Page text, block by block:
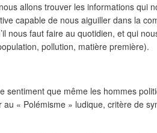
allons trouver les informations qui
capable de nous aiguiller dans la
nous faut faire au quotidien, et qui
pollution, matière première).
sentiment que même les hommes
au « Polémisme » ludique, critère de